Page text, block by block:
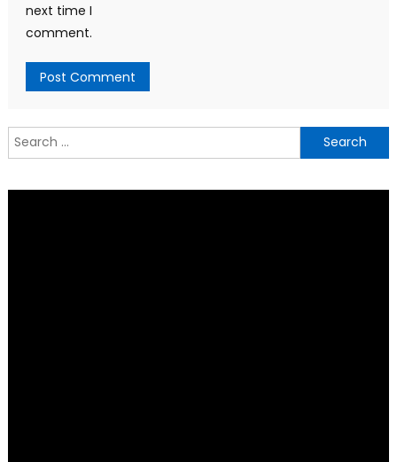
next time I
comment.
Search
for: